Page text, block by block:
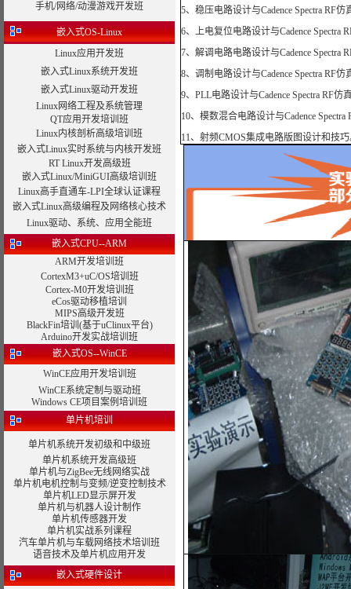
手机/网络/动漫游戏开发班
嵌入式OS-Linux
Linux应用开发班
嵌入式Linux系统开发班
嵌入式Linux驱动开发班
Linux网络工程及系统管理
QT应用开发培训班
Linux内核剖析高级培训班
嵌入式Linux实时系统与内核开发班
RT Linux开发高级班
嵌入式Linux/MiniGUI高级培训班
Linux高手直通车-LPI全球认证课程
嵌入式Linux高级编程及网络核心技术
Linux驱动、系统、应用全能班
嵌入式CPU--ARM
ARM开发培训班
CortexM3+uC/OS培训班
Cortex-M0开发培训班
eCos驱动移植培训
MIPS高级开发班
BlackFin培训(基于uClinux平台)
Arduino开发实战培训班
嵌入式OS--WinCE
WinCE应用开发培训班
WinCE系统定制与驱动班
Windows CE项目案例培训班
单片机培训
单片机系统开发初级和中级班
单片机系统开发高级班
单片机与ZigBee无线网络实战
单片机电机控制与变频/逆变控制技术
单片机LED显示屏开发
单片机与机器人设计制作
单片机传感器开发
单片机实战系列课程
汽车单片机与车载网络技术培训班
语音技术及单片机应用开发
嵌入式硬件设计
5、稳压电路设计与Cadence Spectra RF仿
6、上电复位电路设计与Cadence Spectra
7、解调电路电路设计与Cadence Spectra
8、调制电路设计与Cadence Spectra RF仿
9、PLL电路设计与Cadence Spectra RF仿
10、模数混合电路设计与Cadence Spectra
11、射频CMOS集成电路版图设计和技